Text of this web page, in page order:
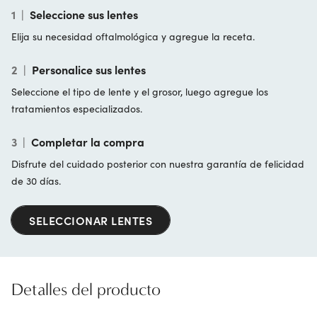
1 | Seleccione sus lentes
Elija su necesidad oftalmológica y agregue la receta.
2 | Personalice sus lentes
Seleccione el tipo de lente y el grosor, luego agregue los
tratamientos especializados.
3 | Completar la compra
Disfrute del cuidado posterior con nuestra garantía de felicidad
de 30 días.
SELECCIONAR LENTES
Detalles del producto